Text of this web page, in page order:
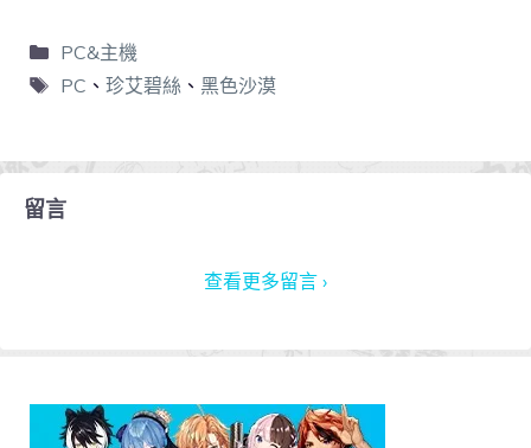
PC&主機
PC 、 珍艾碧絲 、 黑色沙漠
留言
查看更多留言 ›